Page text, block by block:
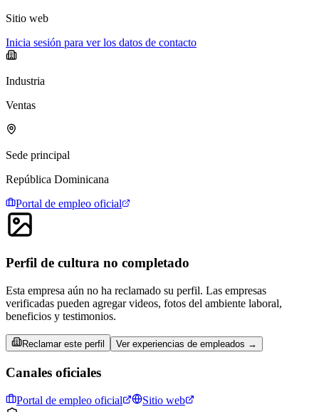
Sitio web
Inicia sesión para ver los datos de contacto
Industria
Ventas
Sede principal
República Dominicana
Portal de empleo oficial
Perfil de cultura no completado
Esta empresa aún no ha reclamado su perfil. Las empresas
verificadas pueden agregar videos, fotos del ambiente laboral,
beneficios y testimonios.
Reclamar este perfil Ver experiencias de empleados →
Canales oficiales
Portal de empleo oficial Sitio web